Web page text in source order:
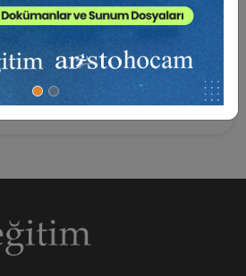
Bedelin Abone Tarafından
Yapılan Tüketim Bedellerinin